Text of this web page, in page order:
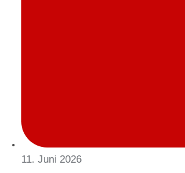
11. Juni 2026